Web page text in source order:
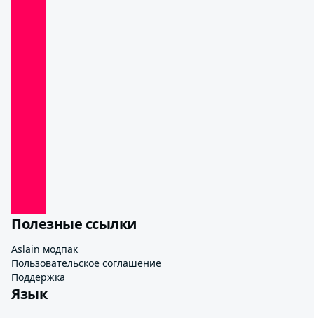
Полезные ссылки
Aslain модпак
Пользовательское соглашение
Поддержка
Язык